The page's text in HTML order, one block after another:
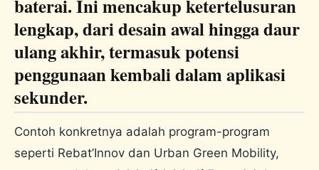
baterai. Ini mencakup ketertelusuran
lengkap, dari desain awal hingga daur
ulang akhir, termasuk potensi
penggunaan kembali dalam aplikasi
sekunder.
Contoh konkretnya adalah program-program
seperti Rebat’Innov dan Urban Green Mobility,